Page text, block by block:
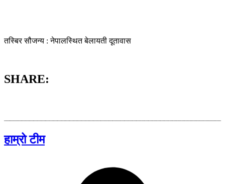
तस्बिर सौजन्य : नेपालस्थित बेलायती दूतावास
SHARE:
हाम्रो टीम